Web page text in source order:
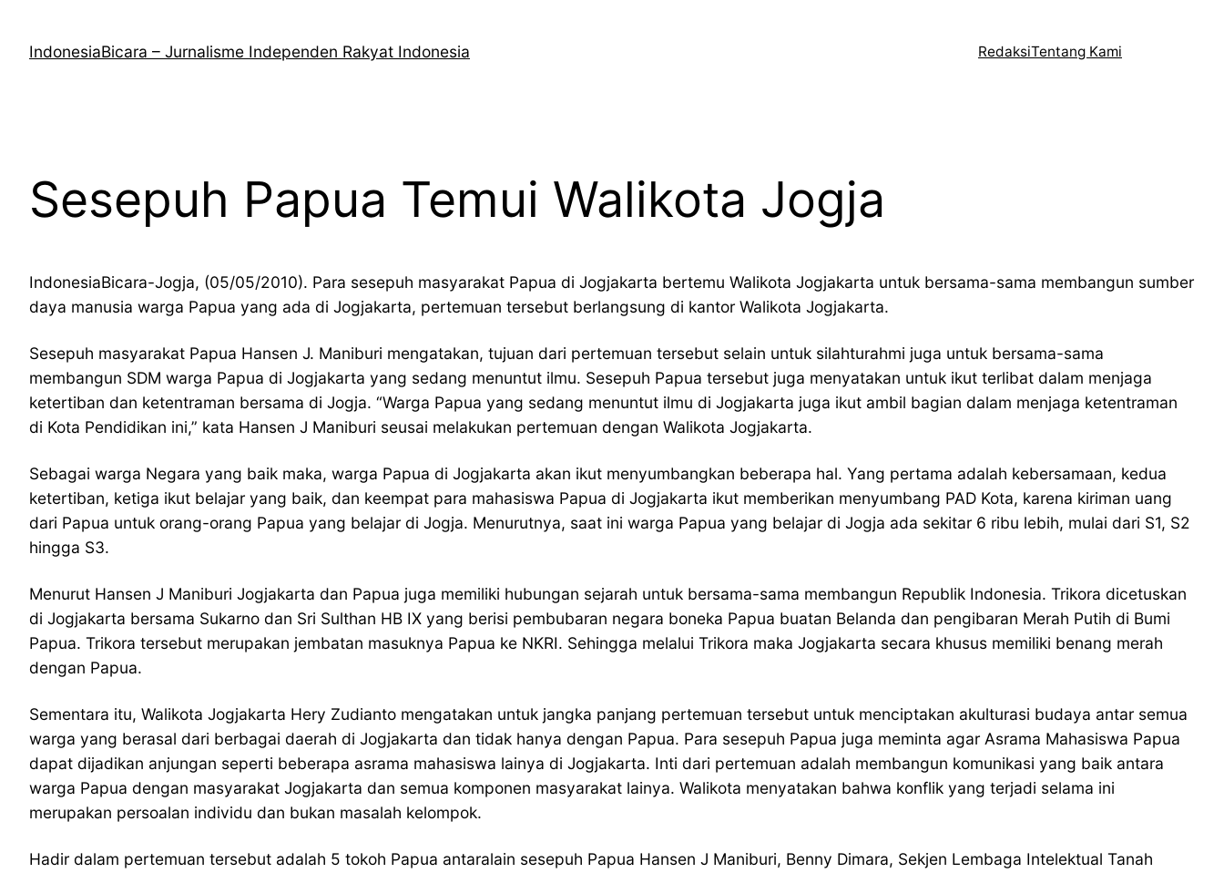
kontenIndonesiaBicara – Jurnalisme Independen Rakyat Indonesia RedaksiTentang Kami
Sesepuh Papua Temui Walikota Jogja
IndonesiaBicara-Jogja, (05/05/2010). Para sesepuh masyarakat Papua di Jogjakarta bertemu Walikota Jogjakarta untuk bersama-sama membangun sumber
daya manusia warga Papua yang ada di Jogjakarta, pertemuan tersebut berlangsung di kantor Walikota Jogjakarta.
Sesepuh masyarakat Papua Hansen J. Maniburi mengatakan, tujuan dari pertemuan tersebut selain untuk silahturahmi juga untuk bersama-sama
membangun SDM warga Papua di Jogjakarta yang sedang menuntut ilmu. Sesepuh Papua tersebut juga menyatakan untuk ikut terlibat dalam menjaga
ketertiban dan ketentraman bersama di Jogja. “Warga Papua yang sedang menuntut ilmu di Jogjakarta juga ikut ambil bagian dalam menjaga ketentraman
di Kota Pendidikan ini,” kata Hansen J Maniburi seusai melakukan pertemuan dengan Walikota Jogjakarta.
Sebagai warga Negara yang baik maka, warga Papua di Jogjakarta akan ikut menyumbangkan beberapa hal. Yang pertama adalah kebersamaan, kedua
ketertiban, ketiga ikut belajar yang baik, dan keempat para mahasiswa Papua di Jogjakarta ikut memberikan menyumbang PAD Kota, karena kiriman uang
dari Papua untuk orang-orang Papua yang belajar di Jogja. Menurutnya, saat ini warga Papua yang belajar di Jogja ada sekitar 6 ribu lebih, mulai dari S1, S2
hingga S3.
Menurut Hansen J Maniburi Jogjakarta dan Papua juga memiliki hubungan sejarah untuk bersama-sama membangun Republik Indonesia. Trikora dicetuskan
di Jogjakarta bersama Sukarno dan Sri Sulthan HB IX yang berisi pembubaran negara boneka Papua buatan Belanda dan pengibaran Merah Putih di Bumi
Papua. Trikora tersebut merupakan jembatan masuknya Papua ke NKRI. Sehingga melalui Trikora maka Jogjakarta secara khusus memiliki benang merah
dengan Papua.
Sementara itu, Walikota Jogjakarta Hery Zudianto mengatakan untuk jangka panjang pertemuan tersebut untuk menciptakan akulturasi budaya antar semua
warga yang berasal dari berbagai daerah di Jogjakarta dan tidak hanya dengan Papua. Para sesepuh Papua juga meminta agar Asrama Mahasiswa Papua
dapat dijadikan anjungan seperti beberapa asrama mahasiswa lainya di Jogjakarta. Inti dari pertemuan adalah membangun komunikasi yang baik antara
warga Papua dengan masyarakat Jogjakarta dan semua komponen masyarakat lainya. Walikota menyatakan bahwa konflik yang terjadi selama ini
merupakan persoalan individu dan bukan masalah kelompok.
Hadir dalam pertemuan tersebut adalah 5 tokoh Papua antaralain sesepuh Papua Hansen J Maniburi, Benny Dimara, Sekjen Lembaga Intelektual Tanah